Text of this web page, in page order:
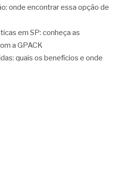
onde encontrar essa opção de
em SP: conheça as
a GPACK
quais os benefícios e onde